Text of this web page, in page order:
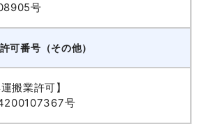
号
許可番号（その他）
搬業許可】
号